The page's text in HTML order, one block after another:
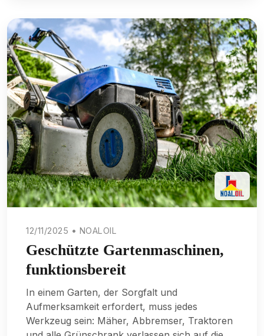
12/11/2025 • NOALOIL
Geschützte Gartenmaschinen,
funktionsbereit
In einem Garten, der Sorgfalt und
Aufmerksamkeit erfordert, muss jedes
Werkzeug sein: Mäher, Abbremser, Traktoren